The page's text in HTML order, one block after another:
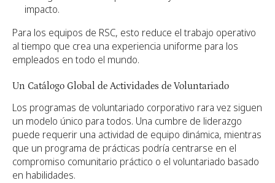
impacto.
Para los equipos de RSC, esto reduce el trabajo operativo
al tiempo que crea una experiencia uniforme para los
empleados en todo el mundo.
Un Catálogo Global de Actividades de Voluntariado
Los programas de voluntariado corporativo rara vez siguen
un modelo único para todos. Una cumbre de liderazgo
puede requerir una actividad de equipo dinámica, mientras
que un programa de prácticas podría centrarse en el
compromiso comunitario práctico o el voluntariado basado
en habilidades.